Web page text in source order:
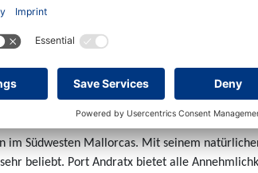
im Südwesten Mallorcas. Mit seinem
beliebt. Port Andratx bietet alle